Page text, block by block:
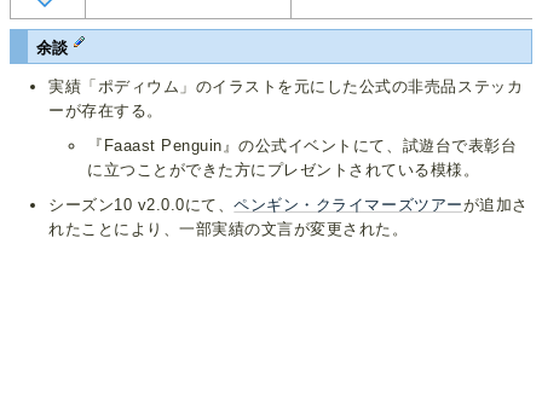
余談
実績「ポディウム」のイラストを元にした公式の非売品ステッカ
ーが存在する。
『Faaast Penguin』の公式イベントにて、試遊台で表彰台
に立つことができた方にプレゼントされている模様。
シーズン10 v2.0.0にて、ペンギン・クライマーズツアーが追加さ
れたことにより、一部実績の文言が変更された。